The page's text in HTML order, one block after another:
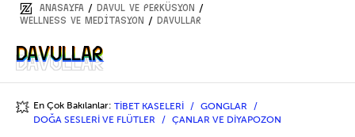
ANASAYFA / DAVUL ve PERKÜSYON /
WELLNESS VE MEDİTASYON / DAVULLAR
DAVULLAR
DAVULLAR
💥 En Çok Bakılanlar: TİBET KASELERİ
GONGLAR
DOĞA SESLERİ VE FLÜTLER
ÇANLAR VE DİYAPOZON